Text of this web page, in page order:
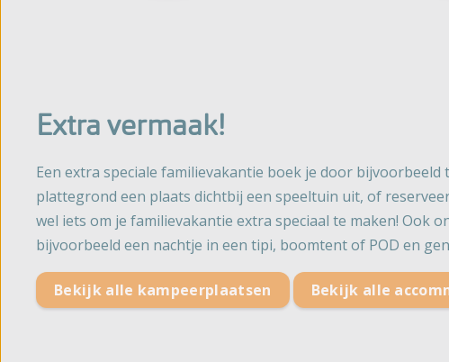
Extra vermaak!
Een extra speciale familievakantie boek je door
plattegrond een plaats dichtbij een speeltuin uit, of
wel iets om je familievakantie extra speciaal te maken! Ook
bijvoorbeeld een nachtje in een tipi, boomtent of POD en
Bekijk alle kampeerplaatsen Bekijk alle